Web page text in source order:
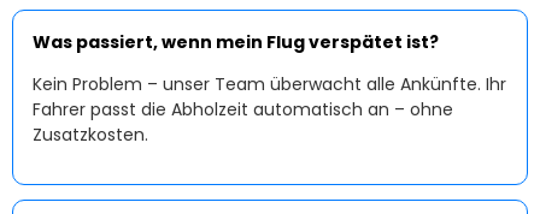
Was passiert, wenn mein Flug verspätet ist?
Kein Problem – unser Team überwacht alle Ankünfte. Ihr
Fahrer passt die Abholzeit automatisch an – ohne
Zusatzkosten.